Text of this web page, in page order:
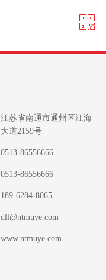
江苏省南通市通州区江海
大道2159号
0513-86556666
0513-86556666
189-6284-8065
dll@ntmuye.com
www.ntmuye.com
QQ客服
ꀥ